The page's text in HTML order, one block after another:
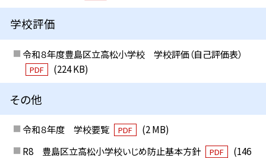
学校評価
令和８年度豊島区立高松小学校 学校評価（自己評価表）
PDF (224 KB)
その他
令和８年度 学校要覧 PDF
(2 MB)
R8 豊島区立高松小学校いじめ防止基本方針
PDF
(146